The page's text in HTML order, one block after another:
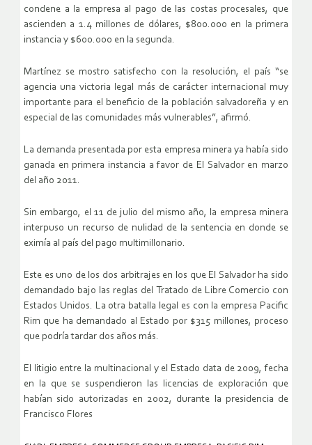
condene a la empresa al pago de las costas procesales, que
ascienden a 1.4 millones de dólares, $800.000 en la primera
instancia y $600.000 en la segunda.
Martínez se mostro satisfecho con la resolución, el país “se
agencia una victoria legal más de carácter internacional muy
importante para el beneficio de la población salvadoreña y en
especial de las comunidades más vulnerables”, afirmó.
La demanda presentada por esta empresa minera ya había sido
ganada en primera instancia a favor de El Salvador en marzo
del año 2011.
Sin embargo, el 11 de julio del mismo año, la empresa minera
interpuso un recurso de nulidad de la sentencia en donde se
eximía al país del pago multimillonario.
Este es uno de los dos arbitrajes en los que El Salvador ha sido
demandado bajo las reglas del Tratado de Libre Comercio con
Estados Unidos. La otra batalla legal es con la empresa Pacific
Rim que ha demandado al Estado por $315 millones, proceso
que podría tardar dos años más.
El litigio entre la multinacional y el Estado data de 2009, fecha
en la que se suspendieron las licencias de exploración que
habían sido autorizadas en 2002, durante la presidencia de
Francisco Flores